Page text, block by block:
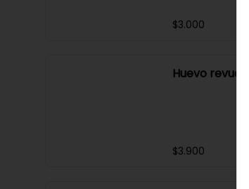
$3.000
Huevo revuelto
$3.900